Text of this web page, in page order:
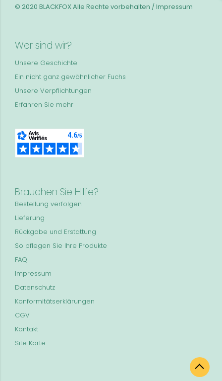
Wer sind wir?
Unsere Geschichte
Ein nicht ganz gewöhnlicher Fuchs
Unsere Verpflichtungen
Erfahren Sie mehr
Brauchen Sie Hilfe?
Bestellung verfolgen
Lieferung
Rückgabe und Erstattung
So pflegen Sie Ihre Produkte
FAQ
Impressum
Datenschutz
Konformitätserklärungen
CGV
Kontakt
Site Karte
© 2020 BLACKFOXAlle Rechte vorbehalten / Impressum